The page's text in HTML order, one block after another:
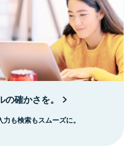
確かさを。
も検索もスムーズに。